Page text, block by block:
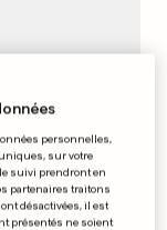
personnelles,
sur votre
suivi prendront en
partenaires traitons
désactivées, il est
présentés ne soient